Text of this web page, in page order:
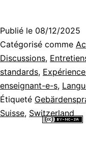
Publié le 08/12/2025
Catégorisé comme
Discussions,
standards,
enseignant-e-s,
Étiqueté
Suisse, Switzerland